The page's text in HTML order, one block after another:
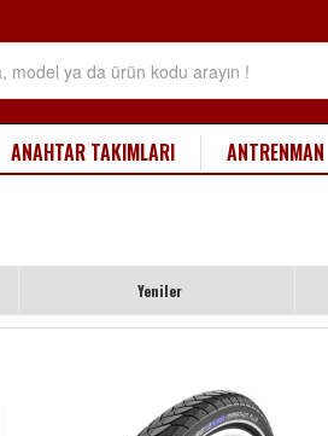
ANAHTAR TAKIMLARI ANTRENMAN
Yeniler